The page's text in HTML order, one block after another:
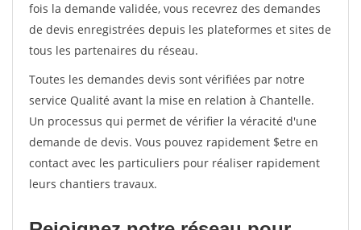
fois la demande validée, vous recevrez des demandes
de devis enregistrées depuis les plateformes et sites de
tous les partenaires du réseau.
Toutes les demandes devis sont vérifiées par notre
service Qualité avant la mise en relation à Chantelle.
Un processus qui permet de vérifier la véracité d'une
demande de devis. Vous pouvez rapidement $etre en
contact avec les particuliers pour réaliser rapidement
leurs chantiers travaux.